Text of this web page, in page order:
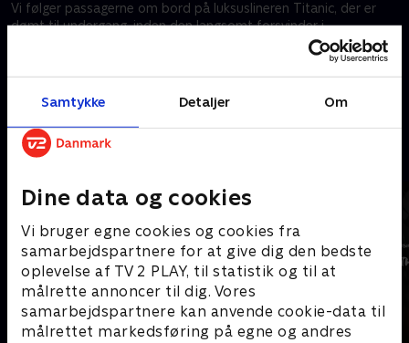
Samtykke Detaljer Om
Dine data og cookies
Vi bruger egne cookies og cookies fra
samarbejdspartnere for at give dig den bedste
oplevelse af TV 2 PLAY, til statistik og til at
målrette annoncer til dig. Vores
samarbejdspartnere kan anvende cookie-data til
målrettet markedsføring på egne og andres
Vi følger passagerne om bord på luksuslineren Titanic, der er
dømt til undergang, inden den langsomt forsvinder i
Kræver tilkøb
Mere indhold fra Disney+